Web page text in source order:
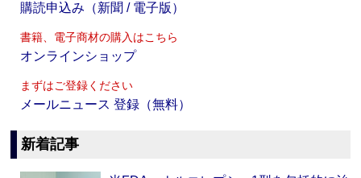
購読申込み（新聞 / 電子版）
書籍、電子商材の購入はこちら
オンラインショップ
まずはご登録ください
メールニュース 登録（無料）
新着記事